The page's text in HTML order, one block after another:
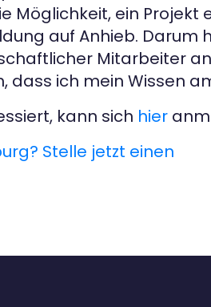
Möglichkeit, ein Projekt
auf Anhieb.
Mitarbeiter
dass ich mein Wissen
kann sich hier
Stelle jetzt einen